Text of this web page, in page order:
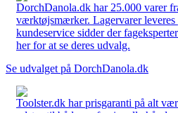
DorchDanola.dk har 25.000 varer
værktøjsmærker. Lagervarer leveres
kundeservice sidder der
her for at se deres udvalg.
Se udvalget på DorchDanola.dk
Toolster.dk har prisgaranti på alt